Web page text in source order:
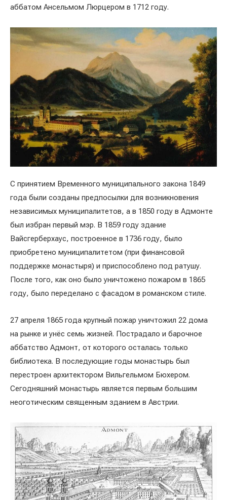
аббатом Ансельмом Люрцером в 1712 году.
С принятием Временного муниципального закона 1849
года были созданы предпосылки для возникновения
независимых муниципалитетов, а в 1850 году в Адмонте
был избран первый мэр. В 1859 году здание
Вайсгерберхаус, построенное в 1736 году, было
приобретено муниципалитетом (при финансовой
поддержке монастыря) и приспособлено под ратушу.
После того, как оно было уничтожено пожаром в 1865
году, было переделано с фасадом в романском стиле.
27 апреля 1865 года крупный пожар уничтожил 22 дома
на рынке и унёс семь жизней. Пострадало и барочное
аббатство Адмонт, от которого осталась только
библиотека. В последующие годы монастырь был
перестроен архитектором Вильгельмом Бюхером.
Сегодняшний монастырь является первым большим
неоготическим священным зданием в Австрии.